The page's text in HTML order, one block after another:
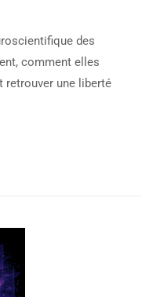
des
comment elles
une liberté